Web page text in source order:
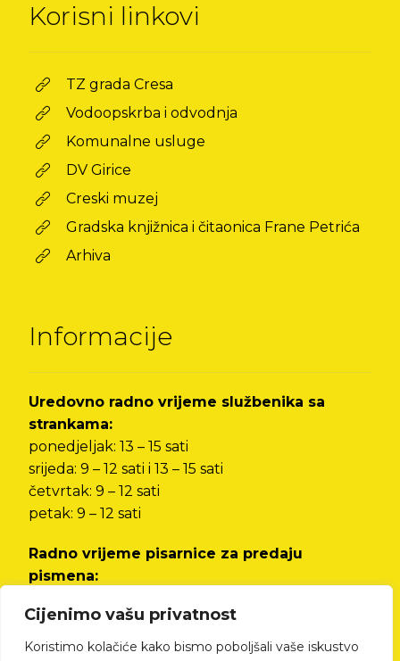
Cijenimo vašu privatnost
Koristimo kolačiće kako bismo poboljšali vaše iskustvo
Korisni linkovi
TZ grada Cresa
Vodoopskrba i odvodnja
Komunalne usluge
DV Girice
Creski muzej
Gradska knjižnica i čitaonica Frane Petrića
Arhiva
Informacije
Uredovno radno vrijeme službenika sa
strankama:
ponedjeljak: 13 – 15 sati
srijeda: 9 – 12 sati i 13 – 15 sati
četvrtak: 9 – 12 sati
petak: 9 – 12 sati
Radno vrijeme pisarnice za predaju
pismena:
do 15 sati